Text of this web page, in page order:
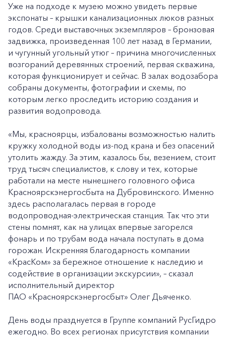
Уже на подходе к музею можно увидеть первые
экспонаты – крышки канализационных люков разных
годов. Среди выставочных экземпляров – бронзовая
задвижка, произведенная 100 лет назад в Германии,
и чугунный угольный утюг – причина многочисленных
возгораний деревянных строений, первая скважина,
которая функционирует и сейчас. В залах водозабора
собраны документы, фотографии и схемы, по
которым легко проследить историю создания и
развития водопровода.
«Мы, красноярцы, избалованы возможностью налить
кружку холодной воды из-под крана и без опасений
утолить жажду. За этим, казалось бы, везением, стоит
труд тысяч специалистов, к слову и тех, которые
работали на месте нынешнего головного офиса
Красноярскэнергосбыта на Дубровинского. Именно
здесь располагалась первая в городе
водопроводная-электрическая станция. Так что эти
стены помнят, как на улицах впервые загорелся
фонарь и по трубам вода начала поступать в дома
горожан. Искренняя благодарность компании
«КрасКом» за бережное отношение к наследию и
содействие в организации экскурсии», – сказал
исполнительный директор
ПАО «Красноярскэнергосбыт» Олег Дьяченко.
День воды празднуется в Группе компаний РусГидро
ежегодно. Во всех регионах присутствия компании